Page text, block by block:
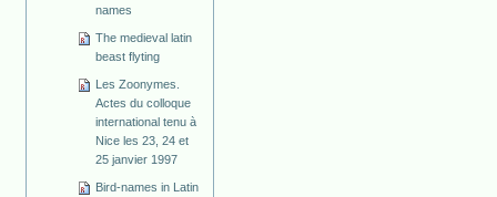
names
The medieval latin
beast flyting
Les Zoonymes.
Actes du colloque
international tenu à
Nice les 23, 24 et
25 janvier 1997
Bird-names in Latin